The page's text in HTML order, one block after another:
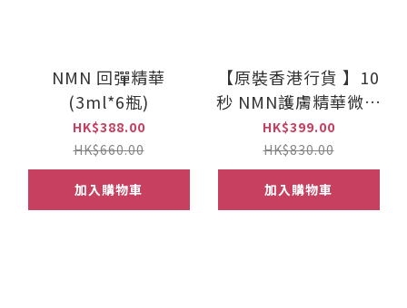
NMN 回彈精華
(3ml*6瓶)
HK$388.00
HK$660.00
加入購物車
【原裝香港行貨 】10
秒 NMN護膚精華微雕
粉 (3g*10支)
HK$399.00
HK$830.00
加入購物車